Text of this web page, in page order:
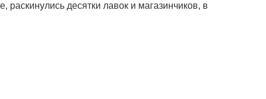
десятки лавок и магазинчиков, в